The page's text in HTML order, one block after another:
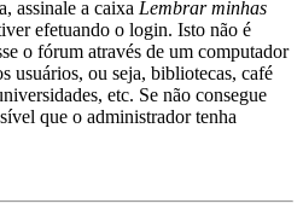
assinale a caixa Lembrar minhas
efetuando o login. Isto não é
o fórum através de um computador
usuários, ou seja, bibliotecas, café
etc. Se não consegue
que o administrador tenha